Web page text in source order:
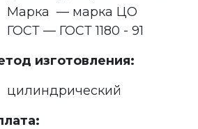
Марка — марка ЦО
ГОСТ — ГОСТ 1180 - 91
изготовления:
цилиндрический